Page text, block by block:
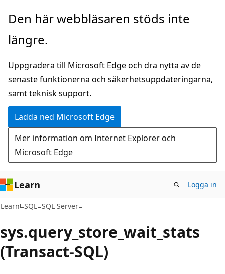
Hoppa
huvudinnehåll
Den här webbläsaren stöds inte
längre.
Uppgradera till Microsoft Edge och dra nytta av de
senaste funktionerna och säkerhetsuppdateringarna,
samt teknisk support.
Ladda ned Microsoft Edge
Mer information om Internet Explorer och
Microsoft Edge
Learn Logga in
Learn SQL SQL Server
sys.query_store_wait_stats
(Transact-SQL)